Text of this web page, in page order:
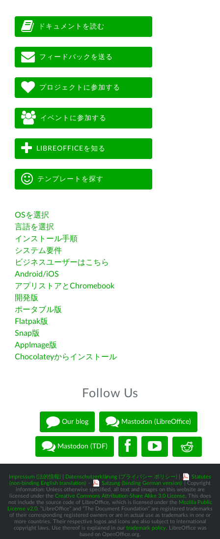
ドキュメントを読む
フィードバックを送る
プロジェクトに参加する
イベントに参加する
LIBREOFFICEを知る
テンプレートを探す
OSを選択
言語を選択
インストール手順
システム要件
ビジネスユーザーはこちら
Android/iOS
アプリストアとChromebook
開発版
ポータブル版
Flatpak版
Snap版
AppImage版
Chocolateyからインストール
Follow Us
Our blog Mastodon (LibreOffice)
Mastodon (TDF)
Impressum (法的情報) Datenschutzerklärung (プライバシー ポリシー)
Statutes
(non-binding English translation) - Satzung (binding German version)
| Copyright
information: Unless otherwise specified, all text and images on this website are
licensed under the Creative Commons Attribution-Share Alike 3.0 License. This does
not include the source code of LibreOffice, which is licensed under the Mozilla Public
License v2.0 . “LibreOffice” and “The Document Foundation” are registered trademarks
of their corresponding registered owners or are in actual use as trademarks in one or
more countries. Their respective logos and icons are also subject to international
copyright laws. Use thereof is explained in our trademark policy. LibreOffice was
based on OpenOffice.org.